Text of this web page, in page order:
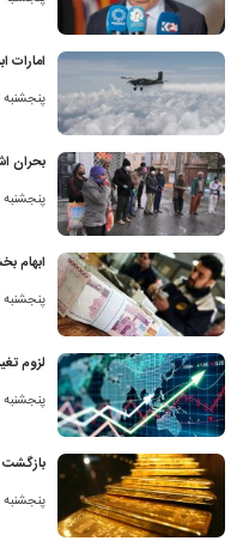
امارات
پنجشنبه 3 اردیبهشت 1405
بحران
پنجشنبه 3 اردیبهشت 1405
ابهام
پنجشنبه 3 اردیبهشت 1405
لزوم
پنجشنبه 3 اردیبهشت 1405
بازگشت
پنجشنبه 3 اردیبهشت 1405